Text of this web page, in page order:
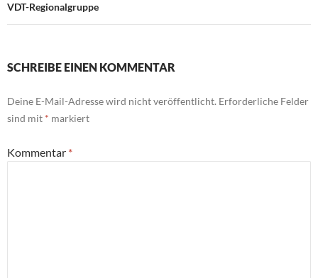
VDT-Regionalgruppe
SCHREIBE EINEN KOMMENTAR
Deine E-Mail-Adresse wird nicht veröffentlicht. Erforderliche Felder
sind mit * markiert
Kommentar *